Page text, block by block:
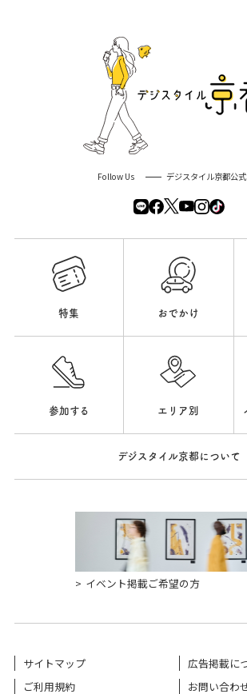
Follow Us デジスタイル京都公式
特集 おでかけ
参加する エリア別
デジスタイル京都について
イベント掲載ご希望の方
サイトマップ
広告掲載に
ご利用規約
お問い合わ